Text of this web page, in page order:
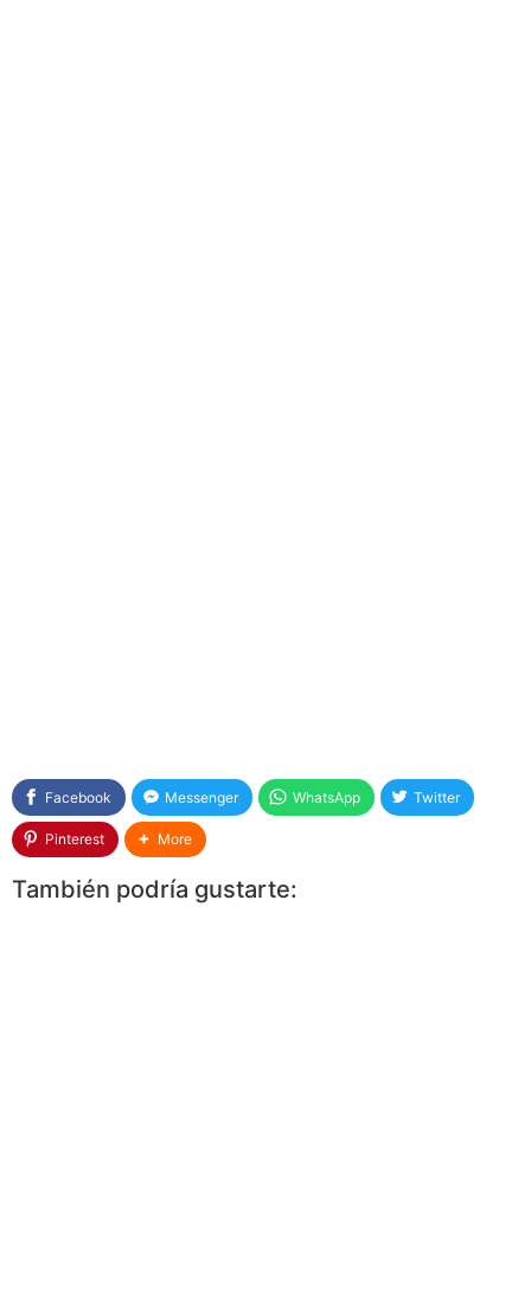
Facebook Messenger WhatsApp Twitter
Pinterest More
También podría gustarte: